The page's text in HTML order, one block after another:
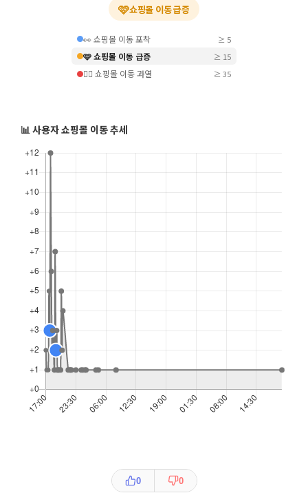
🩷쇼핑몰 이동 급증
👀 쇼핑몰 이동 포착 ≥ 5
🩷 쇼핑몰 이동 급증 ≥ 15
❤️‍🔥 쇼핑몰 이동 과열 ≥ 35
📊 사용자 쇼핑몰 이동 추세
0 0